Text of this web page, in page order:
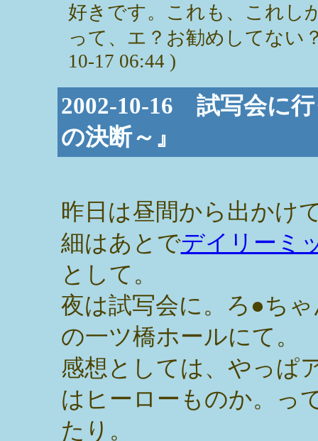
好きです。これも、これし
って、エ？お勧めしてない
10-17 06:44 )
2002-10-16 試写会に
の決断～』
昨日は昼間から出かけ
細はあとでデイリーミ
として。
夜は試写会に。ろ●ち
の一ツ橋ホールにて。
感想としては、やっぱ
はヒーローものか。っ
たり。